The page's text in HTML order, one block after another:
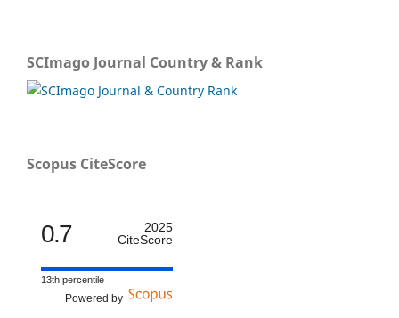
SCImago Journal Country & Rank
Scopus CiteScore
0.7
2025
CiteScore
13th percentile
Powered by